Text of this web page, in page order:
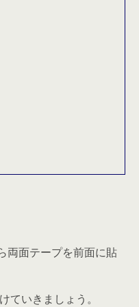
両面テープを前面に貼
ていきましょう。